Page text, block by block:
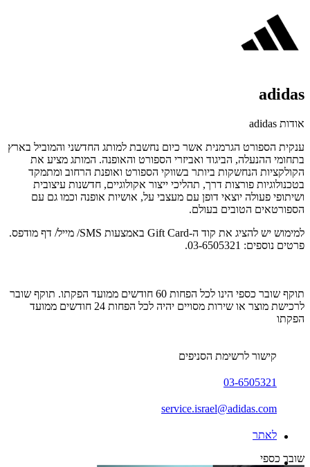
adidas
אודות adidas
ענקית הספורט הגרמנית אשר כיום נחשבת למותג החדשני והמוביל בארץ
בתחומי ההנעלה, הביגוד ואביזרי הספורט והאופנה. המותג מציע את
הקולקציות הנחשקות ביותר בשווקי הספורט ואופנת הרחוב ומתמקד
בטכנולוגיות פורצות דרך, תהליכי ייצור אקולוגיים, חדשנות עיצובית
ושיתופי פעולה יוצאי דופן עם מעצבי על, אושיות אופנה וכמו גם עם
הספורטאים הטובים בעולם.
למימוש יש להציג את קוד ה-Gift Card באמצעות SMS/ מייל/ דף מודפס.
פרטים נוספים: 03-6505321.
תוקף שובר כספי הינו לכל הפחות 60 חודשים ממועד הפקתו. תוקף שובר
לרכישת מוצר או שירות מסויים יהיה לכל הפחות 24 חודשים ממועד
הפקתו
קישור לרשימת הסניפים
03-6505321
service.israel@adidas.com
לאתר
שובר כספי